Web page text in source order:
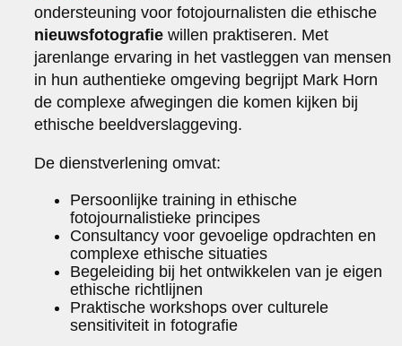
ondersteuning voor fotojournalisten die ethische
nieuwsfotografie willen praktiseren. Met
jarenlange ervaring in het vastleggen van mensen
in hun authentieke omgeving begrijpt Mark Horn
de complexe afwegingen die komen kijken bij
ethische beeldverslaggeving.
De dienstverlening omvat:
Persoonlijke training in ethische
fotojournalistieke principes
Consultancy voor gevoelige opdrachten en
complexe ethische situaties
Begeleiding bij het ontwikkelen van je eigen
ethische richtlijnen
Praktische workshops over culturele
sensitiviteit in fotografie